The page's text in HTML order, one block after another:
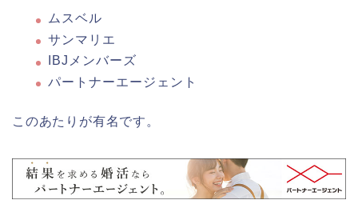
ムスベル
サンマリエ
IBJメンバーズ
パートナーエージェント
このあたりが有名です。